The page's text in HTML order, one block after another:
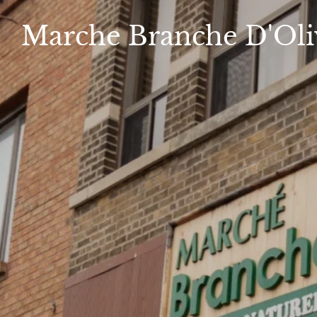
MarcheBranche